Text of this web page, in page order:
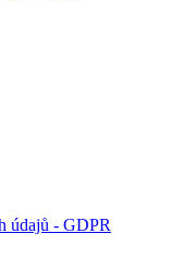
údajů - GDPR